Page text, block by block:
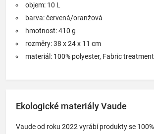
objem: 10 L
barva: červená/oranžová
hmotnost: 410 g
rozměry: 38 x 24 x 11 cm
materiál: 100% polyester, Fabric
Ekologické materiály Vaude
Vaude od roku 2022 vyrábí produkty se